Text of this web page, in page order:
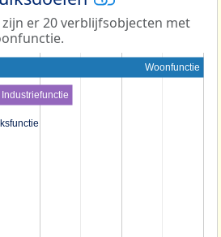
er 20 verblijfsobjecten met
Woonfunctie
Industriefunctie